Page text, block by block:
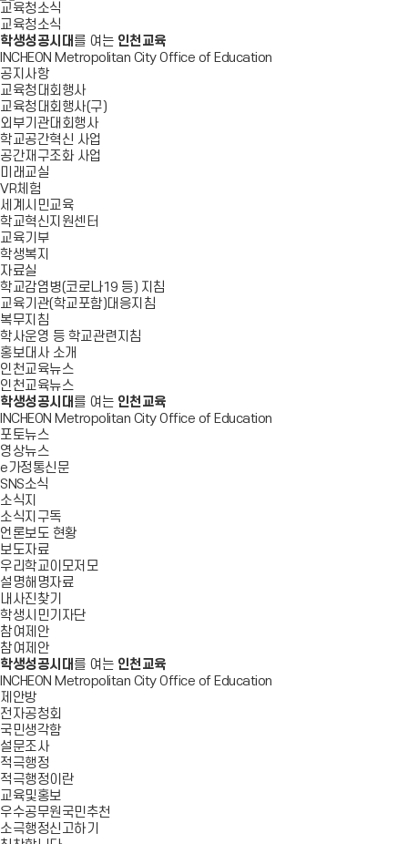
교육청소식
교육청소식
학생성공시대 를 여는 인천교육
INCHEON Metropolitan City Office of Education
공지사항
교육청대회행사
교육청대회행사(구)
외부기관대회행사
학교공간혁신 사업
공간재구조화 사업
미래교실
VR체험
세계시민교육
학교혁신지원센터
교육기부
학생복지
자료실
학교감염병(코로나19 등) 지침
교육기관(학교포함)대응지침
복무지침
학사운영 등 학교관련지침
홍보대사 소개
인천교육뉴스
인천교육뉴스
학생성공시대 를 여는 인천교육
INCHEON Metropolitan City Office of Education
포토뉴스
영상뉴스
e가정통신문
SNS소식
소식지
소식지구독
언론보도 현황
보도자료
우리학교이모저모
설명해명자료
내사진찾기
학생시민기자단
참여제안
참여제안
학생성공시대 를 여는 인천교육
INCHEON Metropolitan City Office of Education
제안방
전자공청회
국민생각함
설문조사
적극행정
적극행정이란
교육및홍보
우수공무원국민추천
소극행정신고하기